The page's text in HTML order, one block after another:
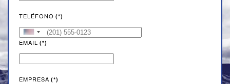
TELÉFONO (*)
United
States
EMAIL (*)
EMPRESA (*)